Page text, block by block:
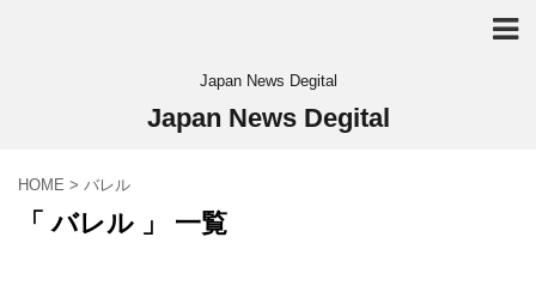
Japan News Degital
Japan News Degital
HOME > バレル
「 バレル 」 一覧